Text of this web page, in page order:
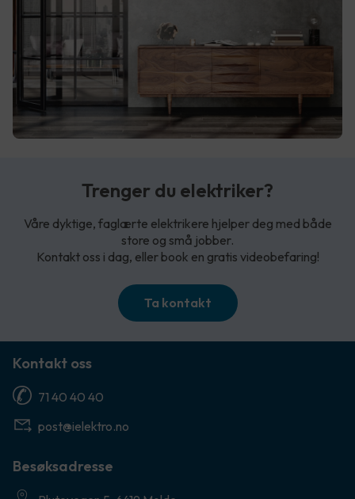
Trenger du elektriker?
Våre dyktige, faglærte elektrikere hjelper deg med både
store og små jobber.
Kontakt oss i dag, eller book en gratis videobefaring!
Ta kontakt
Kontakt oss
71 40 40 40
post@ielektro.no
Besøksadresse